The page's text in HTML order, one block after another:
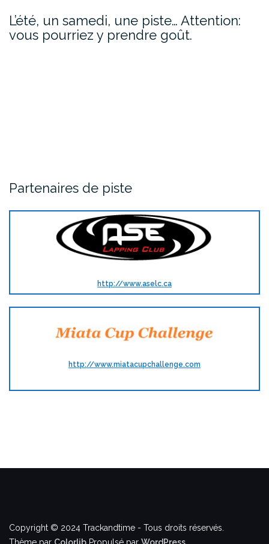
L’été, un samedi, une piste… Attention:
vous pourriez y prendre goût.
Partenaires de piste
http://www.aselc.ca
http://www.miatacupchallenge.com
Copyright © 2024 Trackandtime - Tous droits réservés.
Thème par Colorlib Propulsé par WordPress